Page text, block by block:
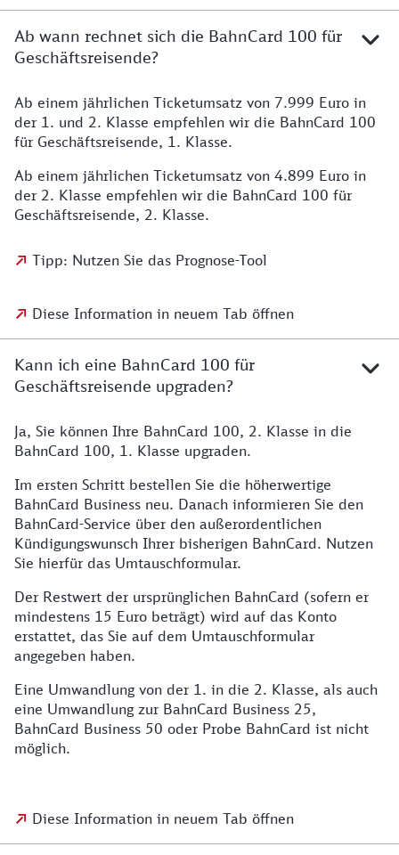
Ab wann rechnet sich die BahnCard 100 für
Geschäftsreisende?
Ab einem jährlichen Ticketumsatz von 7.999 Euro in
der 1. und 2. Klasse empfehlen wir die BahnCard 100
für Geschäftsreisende, 1. Klasse.
Ab einem jährlichen Ticketumsatz von 4.899 Euro in
der 2. Klasse empfehlen wir die BahnCard 100 für
Geschäftsreisende, 2. Klasse.
Tipp: Nutzen Sie das Prognose-Tool
Diese Information in neuem Tab öffnen
Kann ich eine BahnCard 100 für
Geschäftsreisende upgraden?
Ja, Sie können Ihre BahnCard 100, 2. Klasse in die
BahnCard 100, 1. Klasse upgraden.
Im ersten Schritt bestellen Sie die höherwertige
BahnCard Business neu. Danach informieren Sie den
BahnCard-Service über den außerordentlichen
Kündigungswunsch Ihrer bisherigen BahnCard. Nutzen
Sie hierfür das Umtauschformular.
Der Restwert der ursprünglichen BahnCard (sofern er
mindestens 15 Euro beträgt) wird auf das Konto
erstattet, das Sie auf dem Umtauschformular
angegeben haben.
Eine Umwandlung von der 1. in die 2. Klasse, als auch
eine Umwandlung zur BahnCard Business 25,
BahnCard Business 50 oder Probe BahnCard ist nicht
möglich.
Diese Information in neuem Tab öffnen